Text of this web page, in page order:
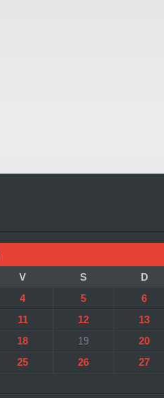
V S
D
4 5
6
11 12
13
18 19
20
25 26
27